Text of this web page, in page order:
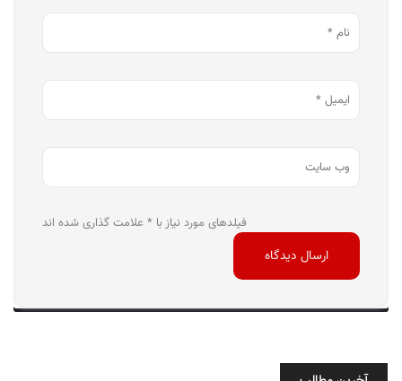
فیلدهای مورد نیاز با * علامت گذاری شده اند